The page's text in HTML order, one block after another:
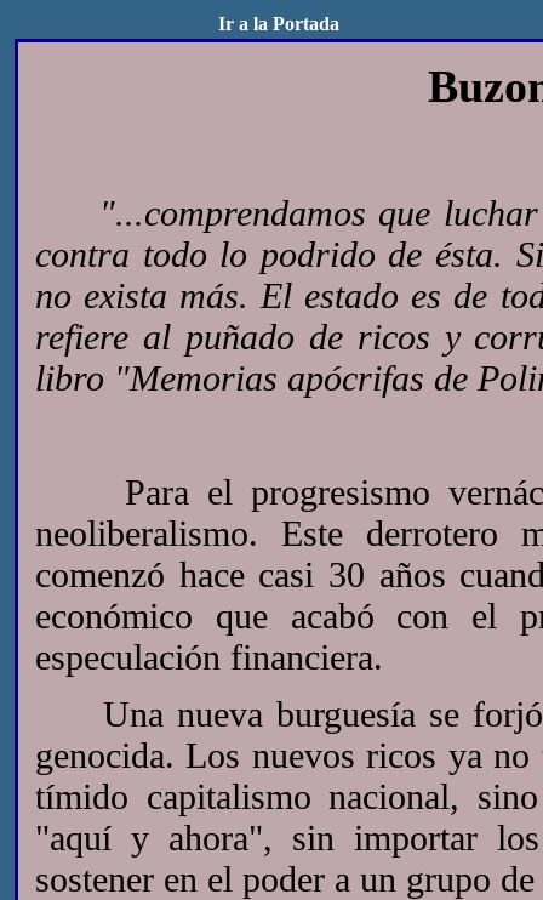
Ir a la Portada
"...comprendamos que
contra todo lo podrido de ésta.
no exista más. El estado es de
refiere al puñado de ricos y
libro "Memorias apócrifas de
Para el progresismo
neoliberalismo. Este derrotero
comenzó hace casi 30 años
económico que acabó con el
especulación financiera.
Una nueva burguesía se forjó
genocida. Los nuevos ricos ya
tímido capitalismo nacional,
"aquí y ahora", sin importar los
sostener en el poder a un grupo